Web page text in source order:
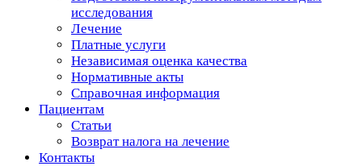
исследования
Лечение
Платные услуги
Независимая оценка качества
Нормативные акты
Справочная информация
Пациентам
Статьи
Возврат налога на лечение
Контакты